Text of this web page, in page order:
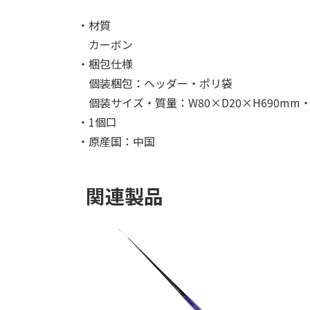
・材質
カーボン
・梱包仕様
個装梱包：ヘッダー・ポリ袋
個装サイズ・質量：W80×D20×H690mm
・1個口
・原産国：中国
関連製品